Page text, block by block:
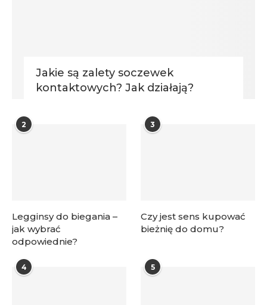
Jakie są zalety soczewek
kontaktowych? Jak działają?
2
Legginsy do biegania –
jak wybrać
odpowiednie?
3
Czy jest sens kupować
bieżnię do domu?
4 5